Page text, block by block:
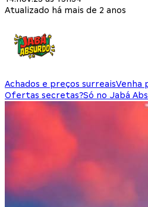
Atualizado há mais de 2 anos
Achados e preços surreaisVenha
Ofertas secretas?Só no Jabá